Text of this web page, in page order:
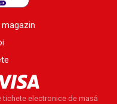
electronice de masă